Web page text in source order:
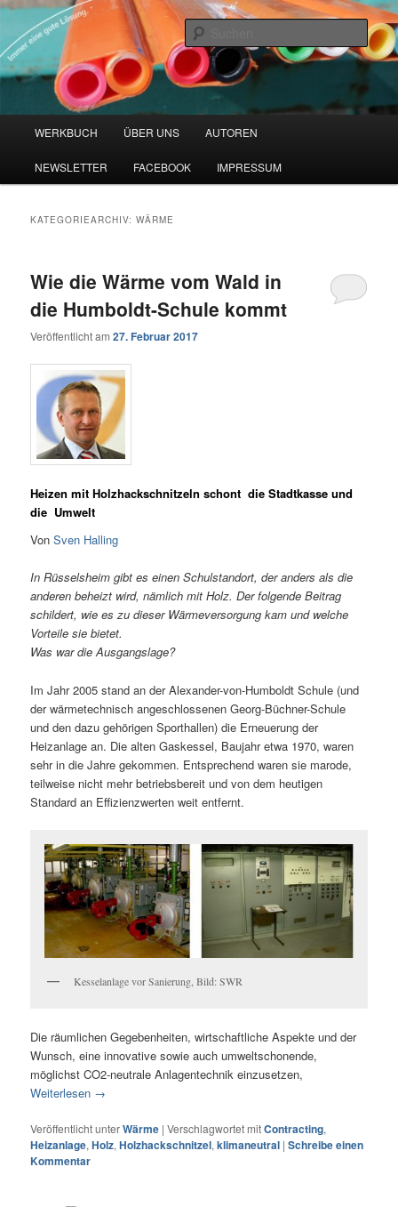
Zum
primären
Inhalt
springen
Zum
sekundären
Inhalt
springenWerkbuch Online
Blog zu den Themen Energieeffizienz und Digitalisierung
WERKBUCH ÜBER UNS AUTOREN
NEWSLETTER FACEBOOK IMPRESSUM
KATEGORIEARCHIV:WÄRME
Wie die Wärme vom Wald in
die Humboldt-Schule kommt
Veröffentlicht am27. Februar 2017
Heizen mit Holzhackschnitzeln schont die Stadtkasse und
die Umwelt
VonSven Halling
In Rüsselsheim gibt es einen Schulstandort, der anders als die
anderen beheizt wird, nämlich mit Holz. Der folgende Beitrag
schildert, wie es zu dieser Wärmeversorgung kam und welche
Vorteile sie bietet.
Was war die Ausgangslage?
Im Jahr 2005 stand an der Alexander-von-Humboldt Schule (und
der wärmetechnisch angeschlossenen Georg-Büchner-Schule
und den dazu gehörigen Sporthallen) die Erneuerung der
Heizanlage an. Die alten Gaskessel, Baujahr etwa 1970, waren
sehr in die Jahre gekommen. Entsprechend waren sie marode,
teilweise nicht mehr betriebsbereit und von dem heutigen
Standard an Effizienzwerten weit entfernt.
Kesselanlage vor Sanierung, Bild: SWR
Die räumlichen Gegebenheiten, wirtschaftliche Aspekte und der
Wunsch, eine innovative sowie auch umweltschonende,
möglichst CO2-neutrale Anlagentechnik einzusetzen,
Weiterlesen →
Veröffentlicht unterWärme |Verschlagwortet mitContracting,
Heizanlage,Holz,Holzhackschnitzel,klimaneutral |Schreibe einen
Kommentar